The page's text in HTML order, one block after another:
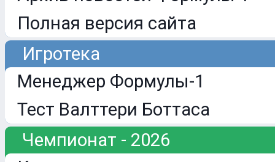
Полная версия сайта
Игротека
Менеджер Формулы-1
Тест Валттери Боттаса
Чемпионат - 2026